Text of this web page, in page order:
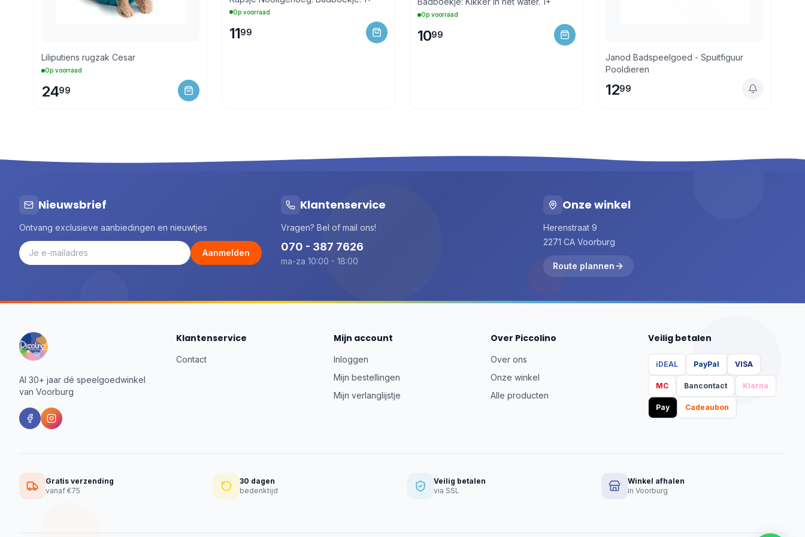
Liliputiens rugzak Cesar
Op voorraad
2499
Op voorraad
1199
Op voorraad
1099
Janod Badspeelgoed - Spuitfiguur
Pooldieren
1299
Nieuwsbrief
Ontvang exclusieve aanbiedingen en nieuwtjes
Aanmelden
Klantenservice
Vragen? Bel of mail ons!
070 - 387 7626
ma-za 10:00 - 18:00
Onze winkel
Herenstraat 9
2271 CA Voorburg
Route plannen
Al 30+ jaar dé speelgoedwinkel
van Voorburg
Klantenservice
Contact
Mijn account
Inloggen
Mijn bestellingen
Mijn verlanglijstje
Over Piccolino
Over ons
Onze winkel
Alle producten
Veilig betalen
iDEAL PayPal VISA
MC Bancontact Klarna
Pay Cadeaubon
Gratis verzending
vanaf €75
30 dagen
bedenktijd
Veilig betalen
via SSL
Winkel afhalen
in Voorburg